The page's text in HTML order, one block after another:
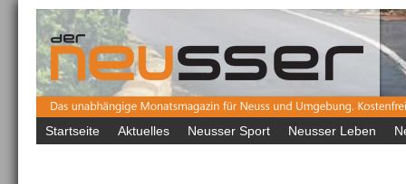
Startseite Aktuelles Neusser Sport Neusser Leben